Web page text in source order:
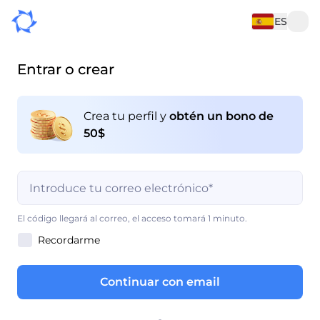
ES
Entrar o crear
Crea tu perfil y obtén un bono de
50$
El código llegará al correo, el acceso tomará 1 minuto.
Es obligatorio completar este campo
Recordarme
Continuar con email